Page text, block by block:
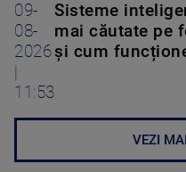
09-
08-
2026
|
11:53
Sisteme
mai căutate pe
și cum
VEZI